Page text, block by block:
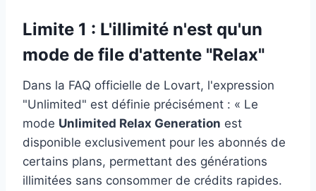
Limite 1 : L'illimité n'est qu'un
mode de file d'attente "Relax"
Dans la FAQ officielle de Lovart, l'expression
"Unlimited" est définie précisément : « Le
mode Unlimited Relax Generation est
disponible exclusivement pour les abonnés de
certains plans, permettant des générations
illimitées sans consommer de crédits rapides.